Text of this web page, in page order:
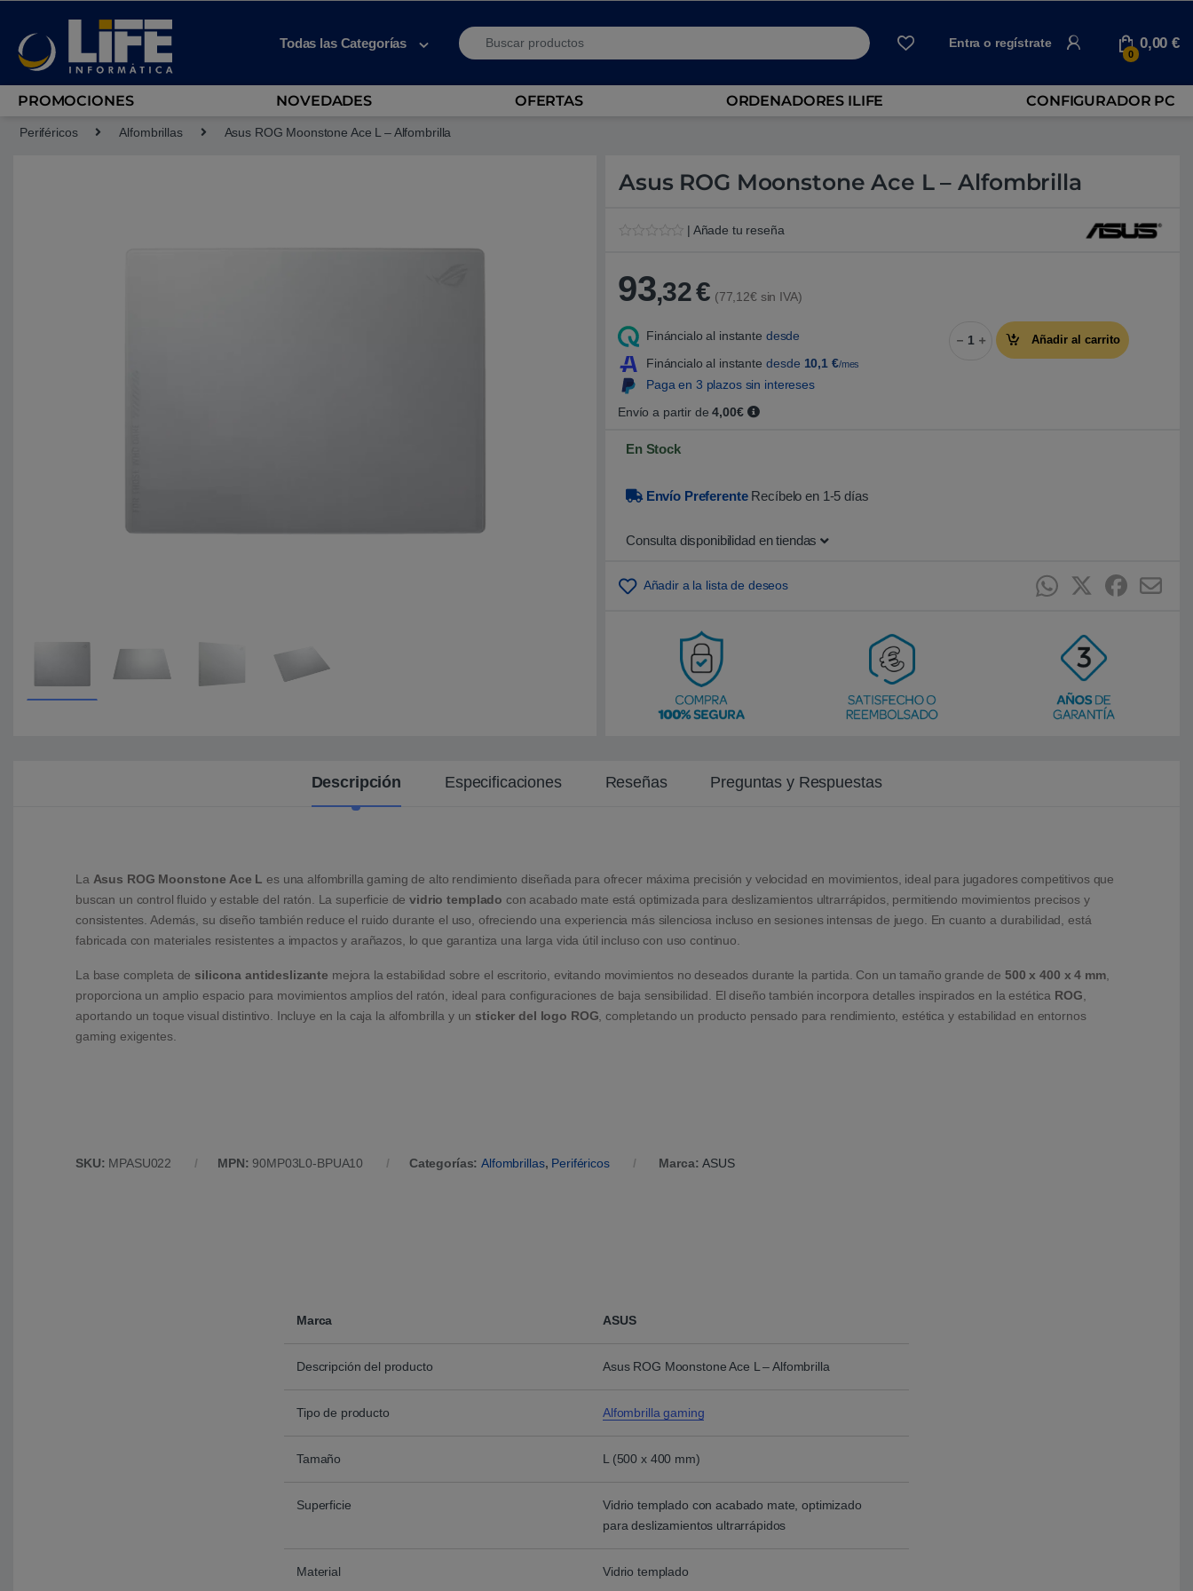
Todas las Categorías
Search for:
Entra o regístrate
0
0,00€
PROMOCIONES NOVEDADES OFERTAS ORDENADORES ILIFE CONFIGURADOR PC
Periféricos Alfombrillas Asus ROG Moonstone Ace L – Alfombrilla
Asus ROG Moonstone Ace L – Alfombrilla
o
r
o
5
0
0
s
o
s
u
t
| Añade tu reseña
93,32€ (77,12€ sin IVA)
Fináncialo al instante desde
Fináncialo al instante desde 10,1 €/mes
Paga en 3 plazos sin intereses
Envío a partir de4,00€
Asus ROG Moonstone Ace L -
Añadir al carrito
En Stock
Envío Preferente Recíbelo en 1-5 días
Consulta disponibilidad en tiendas
Añadir a la lista de deseos
Descripción Especificaciones Reseñas Preguntas y Respuestas
La Asus ROG Moonstone Ace L es una alfombrilla gaming de alto rendimiento diseñada para ofrecer máxima precisión y velocidad en movimientos, ideal para jugadores competitivos que
buscan un control fluido y estable del ratón. La superficie devidrio templado con acabado mate está optimizada para deslizamientos ultrarrápidos, permitiendo movimientos precisos y
consistentes. Además, su diseño también reduce el ruido durante el uso, ofreciendo una experiencia más silenciosa incluso en sesiones intensas de juego. En cuanto a durabilidad, está
fabricada con materiales resistentes a impactos y arañazos, lo que garantiza una larga vida útil incluso con uso continuo.
La base completa de silicona antideslizante mejora la estabilidad sobre el escritorio, evitando movimientos no deseados durante la partida. Con un tamaño grande de500 x 400 x 4 mm,
proporciona un amplio espacio para movimientos amplios del ratón, ideal para configuraciones de baja sensibilidad. El diseño también incorpora detalles inspirados en la estética ROG
aportando un toque visual distintivo. Incluye en la caja la alfombrilla y un sticker del logo ROG , completando un producto pensado para rendimiento, estética y estabilidad en entornos
gaming exigentes.
SKU: MPASU022 MPN: 90MP03L0-BPUA10 Categorías:Alfombrillas, Periféricos Marca:ASUS
Marca ASUS
Descripción del producto Asus ROG Moonstone Ace L – Alfombrilla
Tipo de producto Alfombrilla gaming
Tamaño L (500 x 400 mm)
Superficie
Vidrio templado con acabado mate, optimizado
para deslizamientos ultrarrápidos
Material Vidrio templado